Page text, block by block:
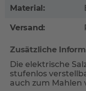
Material:
Versand:
Zusätzliche
Die elektrische
stufenlos
auch zum Mahlen